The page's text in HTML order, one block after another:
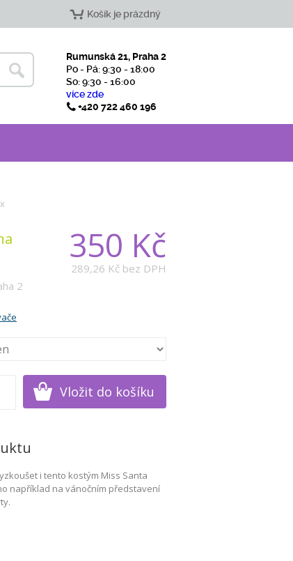
Košík je prázdný
Rumunská 21, Praha 2
Po - Pá: 9:30 - 18:00
So: 9:30 - 16:00
více zde
+420 722 460 196
350 Kč
289,26 Kč bez DPH
2
i tento kostým Miss Santa
například na vánočním představení